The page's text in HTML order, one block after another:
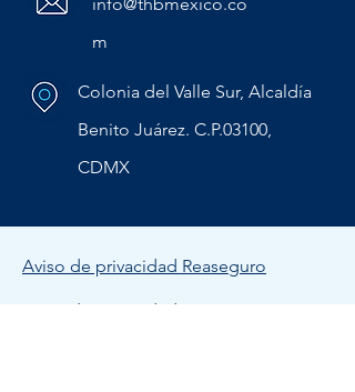
m
Colonia del Valle Sur, Alcaldía
Benito Juárez. C.P.03100,
CDMX
Aviso de privacidad Reaseguro
Aviso de privacidad Insurance